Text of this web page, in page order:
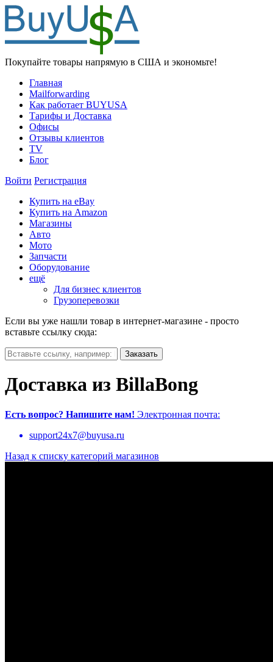
Покупайте товары напрямую в США и экономьте!
Главная
Mailforwarding
Как работает BUYUSA
Тарифы и Доставка
Офисы
Отзывы клиентов
TV
Блог
Войти Регистрация
Купить на eBay
Купить на Amazon
Магазины
Авто
Мото
Запчасти
Оборудование
ещё
Для бизнес клиентов
Грузоперевозки
Если вы уже нашли товар в интернет-магазине - просто
вставьте ссылку сюда:
Доставка из BillaBong
Есть вопрос? Напишите нам! Электронная почта:
support24x7@buyusa.ru
Назад к списку категорий магазинов